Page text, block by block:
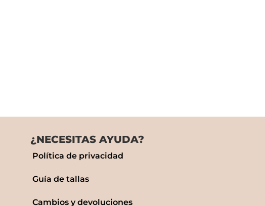
¿NECESITAS AYUDA?
Política de privacidad
Guía de tallas
Cambios y devoluciones